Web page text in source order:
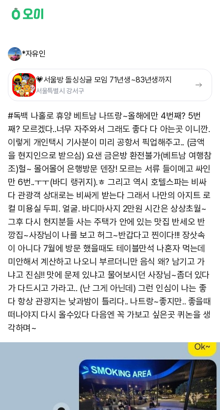
*자유인
💗서울방 돌싱싱글 모임 71년생~83년생까지
서울특별시 강서구
#독백 나홀로 휴양 베트남 나뜨랑~올해에만 4번째? 5번
째? 모르겠다..너무 자주와서 그래도 좋다 다 아는곳 이니깐.
이렇게 개인택시 기사분이 미리 공항서 픽업해주고.. (금액
을 현지인으로 받으심) 요샌 금은방 환전불가(베트남 여행참
조)헐~ 몰어몰어 은행방문 덴장! 모르는 서류 들이메고 싸인
만 6번..ㅜㅜ(바디 랭귀지).ㅎ 그리고 역시 호텔스파는 비싸
다 관광객 상대로는 비싸게 받는다 그래서 나만의 아지트 로
컬 미용실 두피. 얼굴. 바디마사지 2만원 시간은 상상초월~
그후 다시 현지분들 사는 주택가 안에 있는 맛집 반세오 반
깡집~사장님이 나를 보고 허그~반갑다고 찐이다!!! 장삿속
이 아니다 7월에 방문 했을때도 테이블만석 나혼자 먹는데
미안해서 계산하고 나오니 부르더니만 음식 왜? 남기고 가
냐고 진심!! 맛에 문제 있냐고 물어보시던 사장님~좀더 있다
가 다드시고 가라고.. (난 그게 아닌데) 그런 인심이 나는 좋
다 항상 관광지는 낮과밤이 틀리다.. 나트랑~좋지만.. 좋을때
떠나야지 다시 올수있다 다음엔 꼭 가보고 싶은곳 퀴논을 생
각하며~ ​